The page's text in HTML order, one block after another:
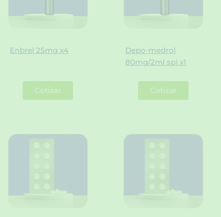
Enbrel 25mg x4
Cotizar
Depo-medrol
80mg/2ml spi x1
Cotizar